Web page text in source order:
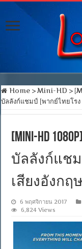
Home > Mini-HD >
บัลลังก์แชมป์ [พากย์ไทยโรง
[MINI-HD
บัลลังก์แชม
เสียงอังกฤษ
6 พฤศจิกายน 2017
6,824 Views